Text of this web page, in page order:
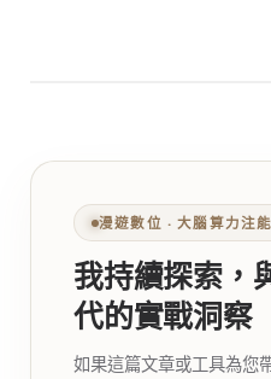
漫遊數位 ‧ 大腦算力注能
我持續探索，
代的實戰洞察
如果這篇文章或工具為您